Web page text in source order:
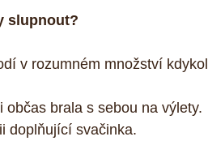
slupnout?
v rozumném množství
občas brala s sebou na výlety.
doplňující svačinka.